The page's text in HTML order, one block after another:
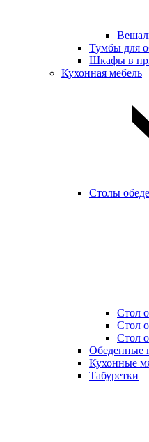
Тумбы для
Шкафы в
Кухонная мебель
Столы
Стол
Стол
Стол
Обеденные
Кухонные
Табуретки